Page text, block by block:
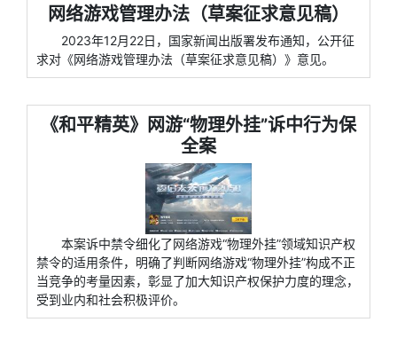
网络游戏管理办法（草案征求意见稿）
2023年12月22日，国家新闻出版署发布通知，公开征
求对《网络游戏管理办法（草案征求意见稿）》意见。
《和平精英》网游“物理外挂”诉中行为保
全案
本案诉中禁令细化了网络游戏“物理外挂”领域知识产权
禁令的适用条件，明确了判断网络游戏“物理外挂”构成不正
当竞争的考量因素，彰显了加大知识产权保护力度的理念，
受到业内和社会积极评价。